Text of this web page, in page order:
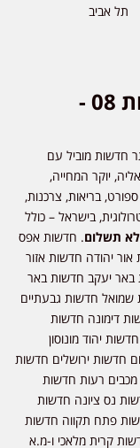
תל אביב
חדשות אפס שמונה | חדשות 08 -
חדשות מוביל עם
יוקר המחייה,
בריאות, צרכנות,
בישראל – כולל
תשלום. חדשות אפס
יהודה חדשות אזור
באר יעקב חדשות באר
חדשות גבעתיים
דימונה חדשות
יהוד מונוסון
חדשות ירושלים חדשות
רעות חדשות
נס ציונה חדשות
פתח תקווה חדשות
קרית מלאכי ו-מ.א